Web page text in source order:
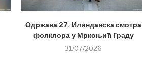
Одржана 27. Илинданска смотра
фолклора у Мркоњић Граду
31/07/2026